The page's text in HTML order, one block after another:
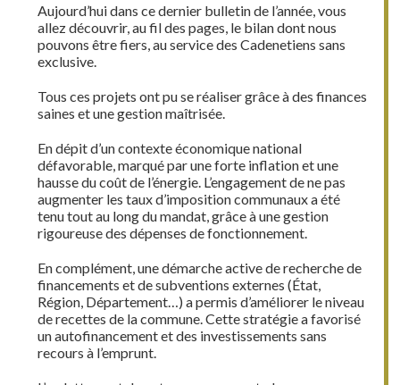
Aujourd’hui dans ce dernier bulletin de l’année, vous
allez découvrir, au fil des pages, le bilan dont nous
pouvons être fiers, au service des Cadenetiens sans
exclusive.
Tous ces projets ont pu se réaliser grâce à des finances
saines et une gestion maîtrisée.
En dépit d’un contexte économique national
défavorable, marqué par une forte inflation et une
hausse du coût de l’énergie. L’engagement de ne pas
augmenter les taux d’imposition communaux a été
tenu tout au long du mandat, grâce à une gestion
rigoureuse des dépenses de fonctionnement.
En complément, une démarche active de recherche de
financements et de subventions externes (État,
Région, Département…) a permis d’améliorer le niveau
de recettes de la commune. Cette stratégie a favorisé
un autofinancement et des investissements sans
recours à l’emprunt.